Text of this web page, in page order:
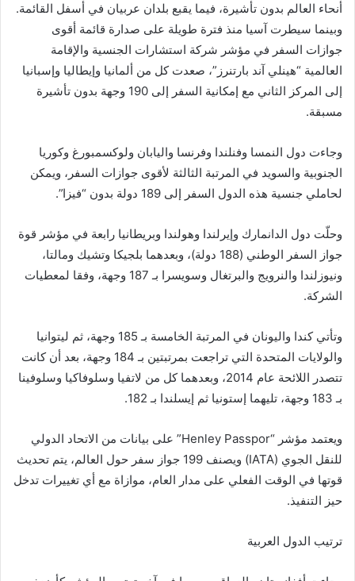
ت
ر
و
ن
ي
أنحاء العالم بدون تأشيرة، فيما يقبع بلدان عربيان في أسفل القائمة.
وبينما سيطرت آسيا منذ فترة طويلة على صدارة قائمة أقوى
جوازات السفر في مؤشر شركة استشارات الجنسية والإقامة
العالمية “هينلي آند بارتنرز”، صعدت كل من ألمانيا وإيطاليا وإسبانيا
إلى المركز الثاني مع إمكانية السفر إلى 190 وجهة بدون تأشيرة
مسبقة.
وجاءت دول النمسا وفنلندا وفرنسا واليابان ولوكسمبورغ وكوريا
الجنوبية والسويد في المرتبة الثالثة لأقوى جوازات السفر، ويمكن
لحاملي جنسية هذه الدول السفر إلى 189 دولة بدون “فيزا”.
وحلّت دول الدانمارك وإيرلندا وهولندا وبريطانيا رابعة في مؤشر قوة
جواز السفر الوطني (188 دولة)، وبعدهما بلجيكا وتشيك ومالتا،
ونيوزلندا والنرويج والبرتغال وسويسرا بـ 187 وجهة، وفقا لمعطيات
الشركة.
وتأتي كندا واليونان في المرتبة الخامسة بـ 185 وجهة، ثم ليتوانيا
والولايات المتحدة التي تراجعت بمرتبتين بـ 184 وجهة، بعد أن كانت
تتصدر اللائحة عام 2014، وبعدهما كل من لاتفيا وسلوفاكيا وسلوفينا
بـ 183 وجهة، تليهما إستونيا ثم إيسلندا بـ 182.
ويعتمد مؤشر “Henley Passpor” على بيانات من الاتحاد الدولي
للنقل الجوي (IATA) ويصنف 199 جواز سفر حول العالم، يتم تحديث
قوتها في الوقت الفعلي على مدار العام، موازاة مع أي تغييرات تدخل
حيز التنفيذ.
ترتيب الدول العربية